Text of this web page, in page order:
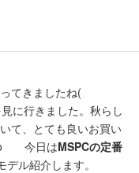
てきましたね(ゝ
に行きました。秋らし
て、とても良いお買い
今日はMSPCの定番
ル紹介します。